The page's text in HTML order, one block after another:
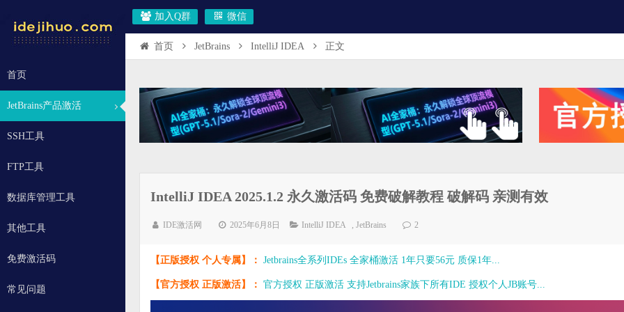
加入Q群 微信
首页
JetBrains产品激活
SSH工具
FTP工具
数据库管理工具
其他工具
免费激活码
常见问题
首页 JetBrains IntelliJ IDEA 正文
IntelliJ IDEA 2025.1.2 永久激活码 免费破解教程 破解码 亲测有效
IDE激活网 2025年6月8日 IntelliJ IDEA ,JetBrains 2
【正版授权 个人专属】： Jetbrains全系列IDEs 全家桶激活 1年只要56元 质保1年...
【官方授权 正版激活】： 官方授权 正版激活 支持Jetbrains家族下所有IDE 授权个人JB账号...